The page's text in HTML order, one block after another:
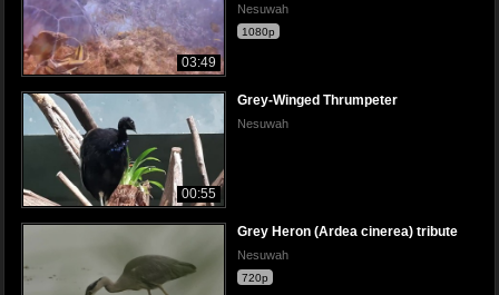
03:49
Nesuwah
1080p
00:55
Grey-Winged Thrumpeter
Nesuwah
Grey Heron (Ardea cinerea) tribute
Nesuwah
720p